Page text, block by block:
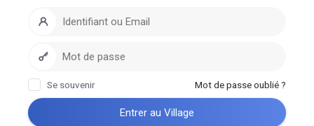
Se souvenir Mot de passe oublié ?
Entrer au Village